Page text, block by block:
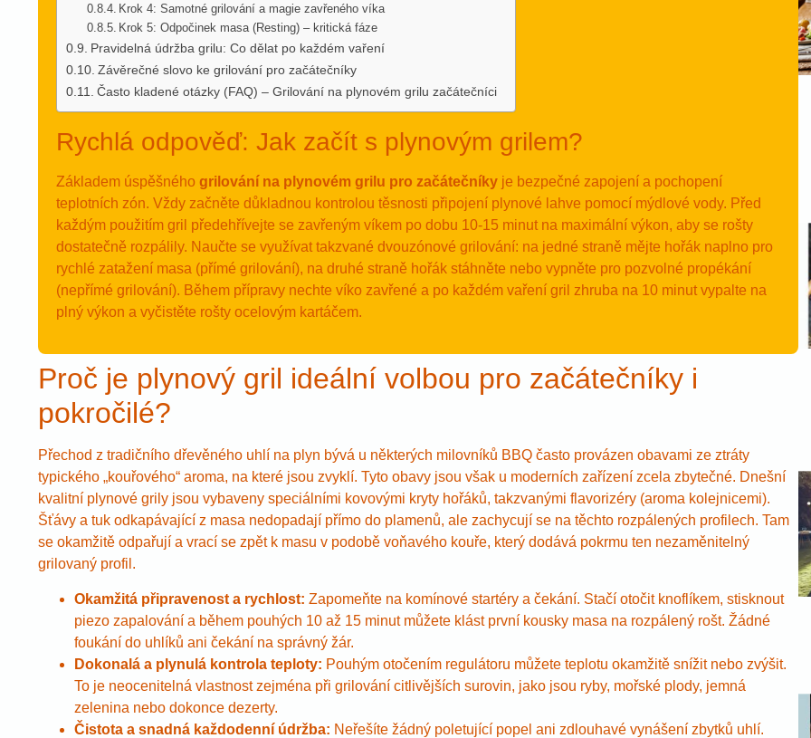
Krok 4: Samotné grilování a magie zavřeného víka
Krok 5: Odpočinek masa (Resting) – kritická fáze
Pravidelná údržba grilu: Co dělat po každém vaření
Závěrečné slovo ke grilování pro začátečníky
Často kladené otázky (FAQ) – Grilování na plynovém grilu začátečníci
Rychlá odpověď: Jak začít s plynovým grilem?
Základem úspěšného grilování na plynovém grilu pro začátečníky je bezpečné zapojení a pochopení
teplotních zón. Vždy začněte důkladnou kontrolou těsnosti připojení plynové lahve pomocí mýdlové vody. Před
každým použitím gril předehřívejte se zavřeným víkem po dobu 10-15 minut na maximální výkon, aby se rošty
dostatečně rozpálily. Naučte se využívat takzvané dvouzónové grilování: na jedné straně mějte hořák naplno pro
rychlé zatažení masa (přímé grilování), na druhé straně hořák stáhněte nebo vypněte pro pozvolné propékání
(nepřímé grilování). Během přípravy nechte víko zavřené a po každém vaření gril zhruba na 10 minut vypalte na
plný výkon a vyčistěte rošty ocelovým kartáčem.
Proč je plynový gril ideální volbou pro začátečníky i
pokročilé?
Přechod z tradičního dřevěného uhlí na plyn bývá u některých milovníků BBQ často provázen obavami ze ztráty
typického „kouřového“ aroma, na které jsou zvyklí. Tyto obavy jsou však u moderních zařízení zcela zbytečné. Dnešní
kvalitní plynové grily jsou vybaveny speciálními kovovými kryty hořáků, takzvanými flavorizéry (aroma kolejnicemi).
Šťávy a tuk odkapávající z masa nedopadají přímo do plamenů, ale zachycují se na těchto rozpálených profilech. Tam
se okamžitě odpařují a vrací se zpět k masu v podobě voňavého kouře, který dodává pokrmu ten nezaměnitelný
grilovaný profil.
Okamžitá připravenost a rychlost: Zapomeňte na komínové startéry a čekání. Stačí otočit knoflíkem, stisknout
piezo zapalování a během pouhých 10 až 15 minut můžete klást první kousky masa na rozpálený rošt. Žádné
foukání do uhlíků ani čekání na správný žár.
Dokonalá a plynulá kontrola teploty: Pouhým otočením regulátoru můžete teplotu okamžitě snížit nebo zvýšit.
To je neocenitelná vlastnost zejména při grilování citlivějších surovin, jako jsou ryby, mořské plody, jemná
zelenina nebo dokonce dezerty.
Čistota a snadná každodenní údržba: Neřešíte žádný poletující popel ani zdlouhavé vynášení zbytků uhlí.